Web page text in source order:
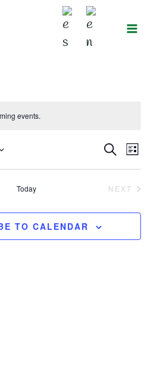
events.
Events
Views
LIST
Today
NEXT
TO CALENDAR